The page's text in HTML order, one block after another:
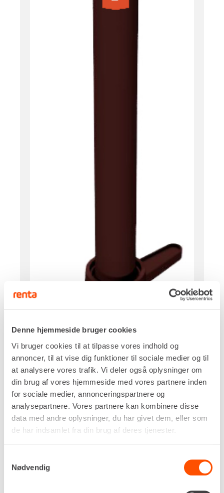
Denne hjemmeside bruger cookies
Vi bruger cookies til at tilpasse vores indhold og
annoncer, til at vise dig funktioner til sociale medier og til
at analysere vores trafik. Vi deler også oplysninger om
din brug af vores hjemmeside med vores partnere inden
for sociale medier, annonceringspartnere og
analysepartnere. Vores partnere kan kombinere disse
data med andre oplysninger, du har givet dem, eller som
de har indsamlet fra din brug af deres tjenester.
Nødvendig